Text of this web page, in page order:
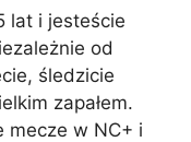
lat i jesteście
od
śledzicie
zapałem.
mecze w NC+ i